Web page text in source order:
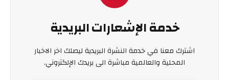
خدمة الإشعارات البريدية
اشترك معنا في خدمة النشرة البريدية ليصلك اخر الاخبار
المحلية والعالمية مباشرة الى بريدك الإلكتروني.